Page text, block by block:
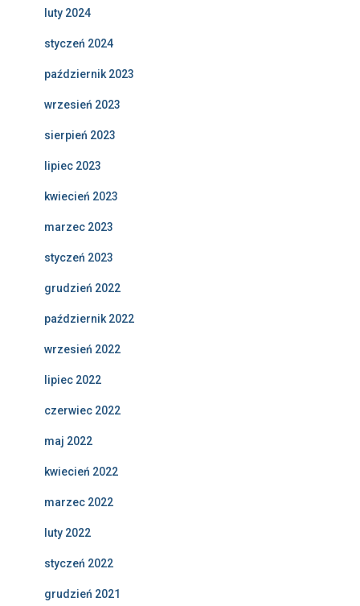
luty 2024
styczeń 2024
październik 2023
wrzesień 2023
sierpień 2023
lipiec 2023
kwiecień 2023
marzec 2023
styczeń 2023
grudzień 2022
październik 2022
wrzesień 2022
lipiec 2022
czerwiec 2022
maj 2022
kwiecień 2022
marzec 2022
luty 2022
styczeń 2022
grudzień 2021